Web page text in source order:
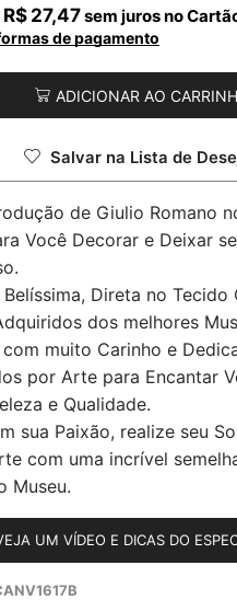
R$ 27,47sem juros no
de pagamento
ADICIONAR AO
Salvar na Lista de
de Giulio Romano
Você Decorar e Deixar
Direta no Tecido
dos melhores
muito Carinho e
por Arte para Encantar
e Qualidade.
sua Paixão, realize seu
com uma incrível
Museu.
UM VÍDEO E DICAS DO